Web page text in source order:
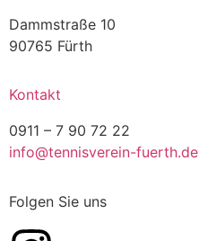
Dammstraße 10
90765 Fürth
Kontakt
0911 – 7 90 72 22
info@tennisverein-fuerth.de
Folgen Sie uns